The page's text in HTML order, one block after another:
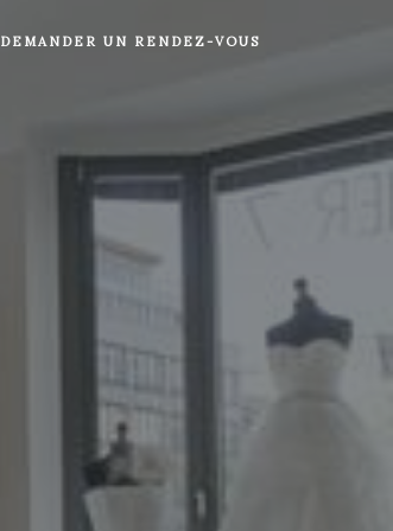
DEMANDER UN RENDEZ-VOUS